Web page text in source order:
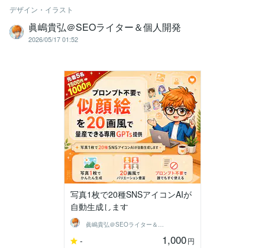
デザイン・イラスト
眞嶋貴弘＠SEOライター＆個人開発
2026/05/17 01:52
写真1枚で20種SNSアイコンAIが
自動生成します
眞嶋貴弘＠SEOライター＆個人開発
- 1,000円